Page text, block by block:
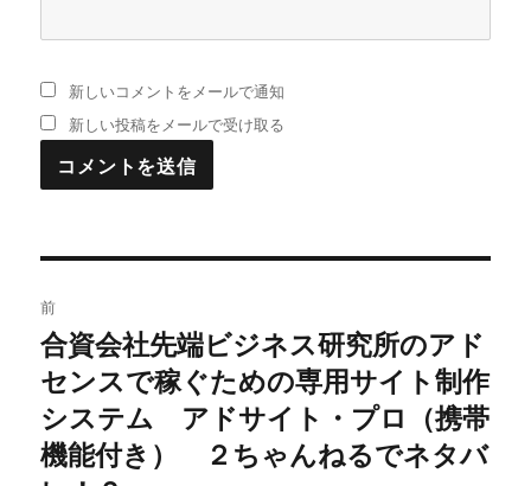
新しいコメントをメールで通知
新しい投稿をメールで受け取る
稿
ナ
ビ
前
過
去
の
投
稿:
合資会社先端ビジネス研究所のアド
センスで稼ぐための専用サイト制作
システム アドサイト・プロ（携帯
機能付き） ２ちゃんねるでネタバ